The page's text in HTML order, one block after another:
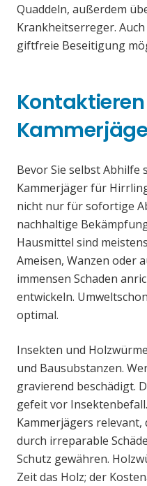
Quaddeln, außerdem
Krankheitserreger.
giftfreie Beseitigung
Kontaktieren
Bevor Sie selbst Abhilfe
Kammerjäger für
nicht nur für sofortige
nachhaltige
Hausmittel sind
Ameisen, Wanzen oder
immensen Schaden
entwickeln.
optimal.
Insekten und
und Bausubstanzen.
gravierend beschädigt.
gefeit vor
Kammerjägers
durch irreparable
Schutz gewähren.
Zeit das Holz; der